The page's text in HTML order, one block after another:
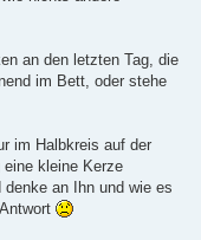
an den letzten Tag, die
im Bett, oder stehe
im Halbkreis auf der
kleine Kerze
an Ihn und wie es